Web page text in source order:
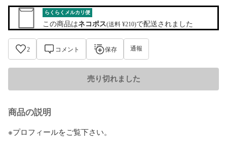
らくらくメルカリ便
この商品はネコポス(送料 ¥210)で配送されました
2 コメント 保存 通報
売り切れました
商品の説明
※プロフィールをご覧下さい。